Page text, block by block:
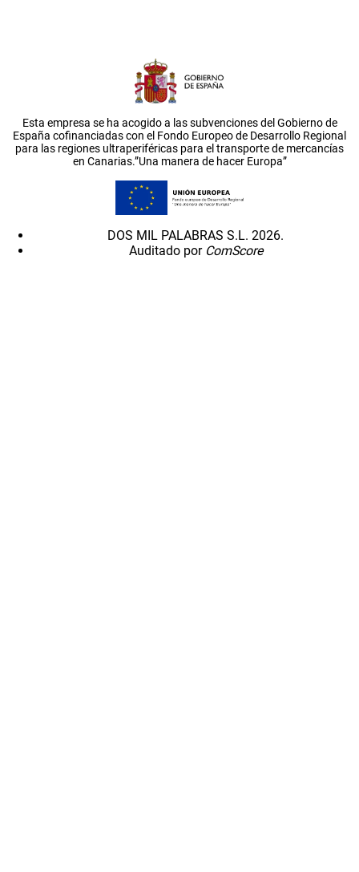
Esta empresa se ha acogido a las subvenciones del Gobierno de
España cofinanciadas con el Fondo Europeo de Desarrollo Regional
para las regiones ultraperiféricas para el transporte de mercancías
en Canarias.”Una manera de hacer Europa”
DOS MIL PALABRAS S.L. 2026.
Auditado por ComScore